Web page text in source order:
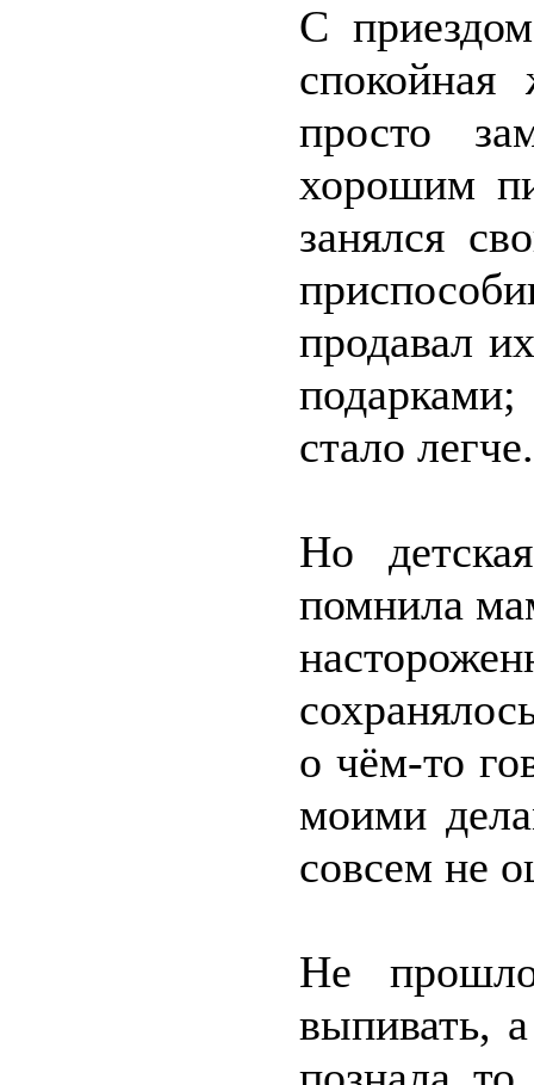
С
просто
хорошим
занялся
продавал
стало легче.
Но
помнила
о чём-то
моими
совсем не
Не
выпивать,